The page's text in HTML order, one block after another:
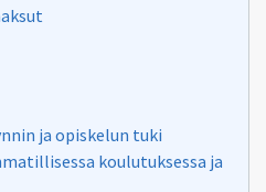
ja opiskelun tuki
koulutuksessa ja